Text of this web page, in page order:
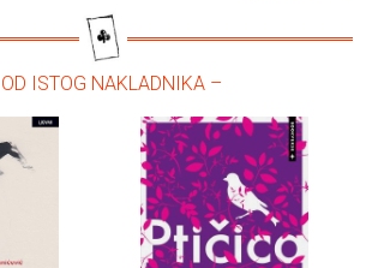
ISTOG NAKLADNIKA –